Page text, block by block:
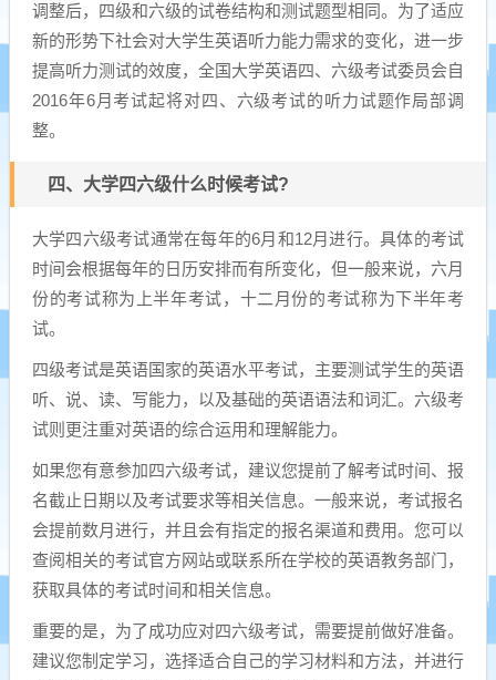
调整后，四级和六级的试卷结构和测试题型相同。为了适应
新的形势下社会对大学生英语听力能力需求的变化，进一步
提高听力测试的效度，全国大学英语四、六级考试委员会自
2016年6月考试起将对四、六级考试的听力试题作局部调
整。
四、大学四六级什么时候考试?
大学四六级考试通常在每年的6月和12月进行。具体的考试
时间会根据每年的日历安排而有所变化，但一般来说，六月
份的考试称为上半年考试，十二月份的考试称为下半年考
试。
四级考试是英语国家的英语水平考试，主要测试学生的英语
听、说、读、写能力，以及基础的英语语法和词汇。六级考
试则更注重对英语的综合运用和理解能力。
如果您有意参加四六级考试，建议您提前了解考试时间、报
名截止日期以及考试要求等相关信息。一般来说，考试报名
会提前数月进行，并且会有指定的报名渠道和费用。您可以
查阅相关的考试官方网站或联系所在学校的英语教务部门，
获取具体的考试时间和相关信息。
重要的是，为了成功应对四六级考试，需要提前做好准备。
建议您制定学习，选择适合自己的学习材料和方法，并进行